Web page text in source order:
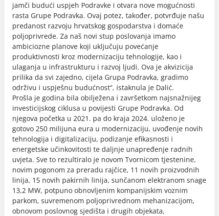
jamči budući uspjeh Podravke i otvara nove mogućnosti
rasta Grupe Podravka. Ovaj potez, također, potvrđuje našu
predanost razvoju hrvatskog gospodarstva i domaće
poljoprivrede. Za naš novi stup poslovanja imamo
ambiciozne planove koji uključuju povećanje
produktivnosti kroz modernizaciju tehnologije, kao i
ulaganja u infrastrukturu i razvoj ljudi. Ova je akvizicija
prilika da svi zajedno, cijela Grupa Podravka, gradimo
održivu i uspješnu budućnost“, istaknula je Dalić.
Prošla je godina bila obilježena i završetkom najsnažnijeg
investicijskog ciklusa u povijesti Grupe Podravka. Od
njegova početka u 2021. pa do kraja 2024. uloženo je
gotovo 250 milijuna eura u modernizaciju, uvođenje novih
tehnologija i digitalizaciju, podizanje efikasnosti i
energetske učinkovitosti te daljnje unapređenje radnih
uvjeta. Sve to rezultiralo je novom Tvornicom tjestenine,
novim pogonom za preradu rajčice, 11 novih proizvodnih
linija, 15 novih pakirnih linija, sunčanom elektranom snage
13,2 MW, potpuno obnovljenim kompanijskim voznim
parkom, suvremenom poljoprivrednom mehanizacijom,
obnovom poslovnog sjedišta i drugih objekata,